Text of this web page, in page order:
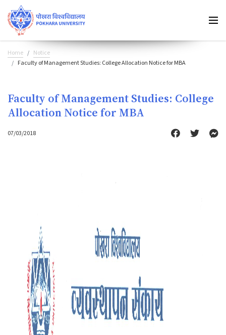
Home
Notice
Faculty of Management Studies: College Allocation Notice for MBA
Faculty of Management Studies: College
Allocation Notice for MBA
07/03/2018